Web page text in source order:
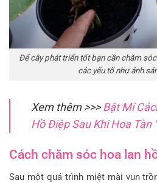
Để cây phát triển tốt bạn cần chăm
các yếu tố như ánh
Xem thêm >>>Bật Mí
Hồ Điệp Sau Khi Hoa Tàn
Cách chăm sóc hoa lan
Sau một quá trình miệt mài vun